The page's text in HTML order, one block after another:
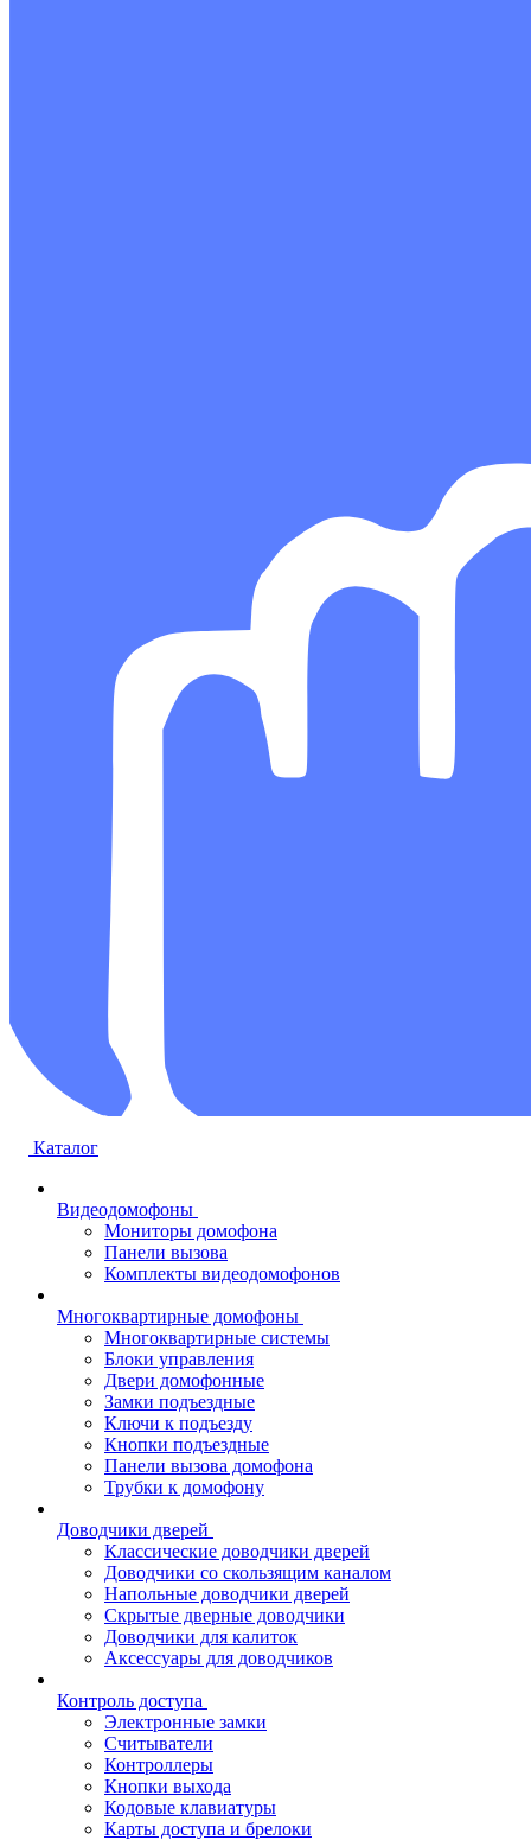
Каталог
Видеодомофоны
Мониторы домофона
Панели вызова
Комплекты видеодомофонов
Многоквартирные домофоны
Многоквартирные системы
Блоки управления
Двери домофонные
Замки подъездные
Ключи к подъезду
Кнопки подъездные
Панели вызова домофона
Трубки к домофону
Доводчики дверей
Классические доводчики дверей
Доводчики со скользящим каналом
Напольные доводчики дверей
Скрытые дверные доводчики
Доводчики для калиток
Аксессуары для доводчиков
Контроль доступа
Электронные замки
Считыватели
Контроллеры
Кнопки выхода
Кодовые клавиатуры
Карты доступа и брелоки